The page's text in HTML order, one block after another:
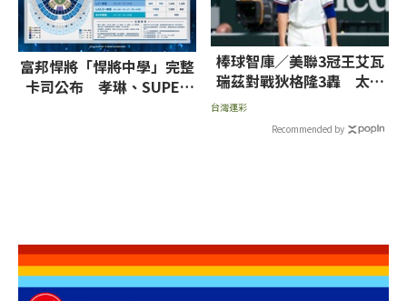
富邦悍將「悍將中學」完整
卡司公布 孝琳、SUPER
棒球智庫／美聯3冠王艾瓦
瑞茲對戰狄格隆3轟 太空
人戰遊騎兵拼大分
台灣運彩
Recommended by